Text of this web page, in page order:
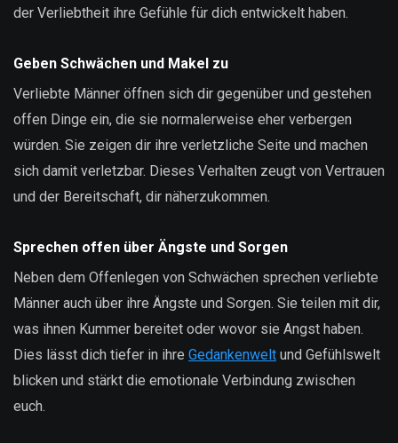
der Verliebtheit ihre Gefühle für dich entwickelt haben.
Geben Schwächen und Makel zu
Verliebte Männer öffnen sich dir gegenüber und gestehen
offen Dinge ein, die sie normalerweise eher verbergen
würden. Sie zeigen dir ihre verletzliche Seite und machen
sich damit verletzbar. Dieses Verhalten zeugt von Vertrauen
und der Bereitschaft, dir näherzukommen.
Sprechen offen über Ängste und Sorgen
Neben dem Offenlegen von Schwächen sprechen verliebte
Männer auch über ihre Ängste und Sorgen. Sie teilen mit dir,
was ihnen Kummer bereitet oder wovor sie Angst haben.
Dies lässt dich tiefer in ihre Gedankenwelt und Gefühlswelt
blicken und stärkt die emotionale Verbindung zwischen
euch.